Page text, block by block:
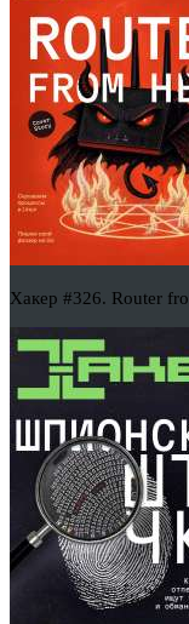
Хакер #326. Router